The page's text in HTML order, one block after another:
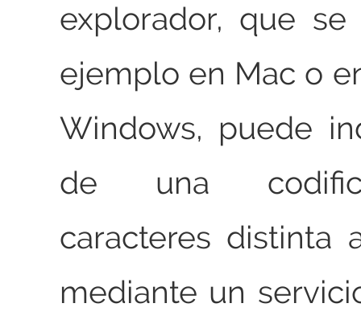
explorador, que
ejemplo en Mac o
Windows, puede
de una
caracteres distinta
mediante un